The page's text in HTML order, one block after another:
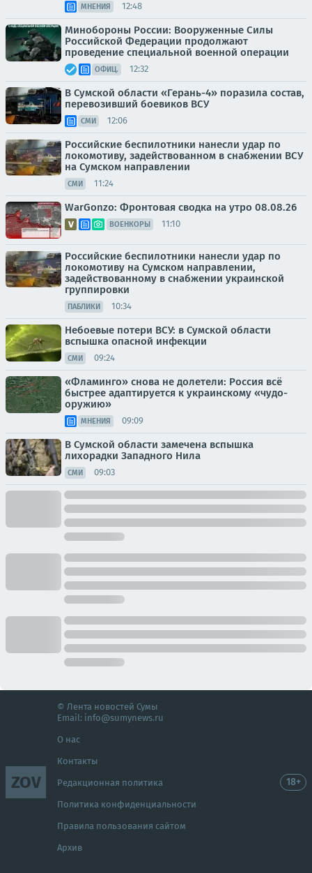
МНЕНИЯ 12:48
Минобороны России: Вооруженные Силы
Российской Федерации продолжают
проведение специальной военной операции
ОФИЦ. 12:32
В Сумской области «Герань-4» поразила состав,
перевозивший боевиков ВСУ
СМИ 12:06
Российские беспилотники нанесли удар по
локомотиву, задействованном в снабжении ВСУ
на Сумском направлении
СМИ 11:24
WarGonzo: Фронтовая сводка на утро 08.08.26
ВОЕНКОРЫ 11:10
Российские беспилотники нанесли удар по
локомотиву на Сумском направлении,
задействованному в снабжении украинской
группировки
ПАБЛИКИ 10:34
Небоевые потери ВСУ: в Сумской области
вспышка опасной инфекции
СМИ 09:24
«Фламинго» снова не долетели: Россия всё
быстрее адаптируется к украинскому «чудо-
оружию»
МНЕНИЯ 09:09
В Сумской области замечена вспышка
лихорадки Западного Нила
СМИ 09:03
ZOV
© Лента новостей Сумы
Email: info@sumynews.ru
О нас
Контакты
Редакционная политика
Политика конфиденциальности
Правила пользования сайтом
Архив
18+